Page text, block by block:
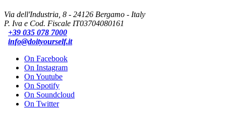
Via dell'Industria, 8 - 24126 Bergamo - Italy
P. Iva e Cod. Fiscale IT03704080161
+39 035 078 7000
info@doityourself.it
On Facebook
On Instagram
On Youtube
On Spotify
On Soundcloud
On Twitter